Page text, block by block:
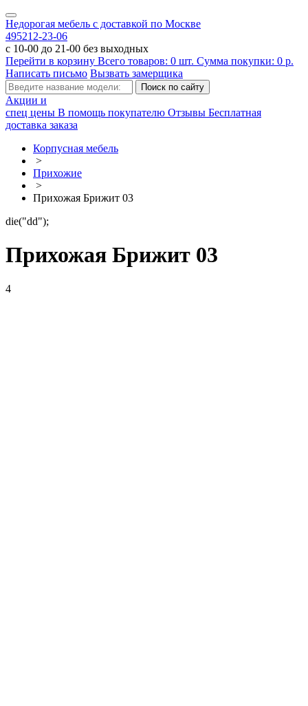
Недорогая мебель с доставкой по Москве
495212-23-06
с 10-00 до 21-00 без выходных
Перейти в корзину Всего товаров: 0 шт. Сумма покупки: 0 р.
Написать письмо Вызвать замерщика
Акции и
спец цены В помощь покупателю Отзывы Бесплатная
доставка заказа
Корпусная мебель
>
Прихожие
>
Прихожая Брижит 03
die("dd");
Прихожая Брижит 03
4